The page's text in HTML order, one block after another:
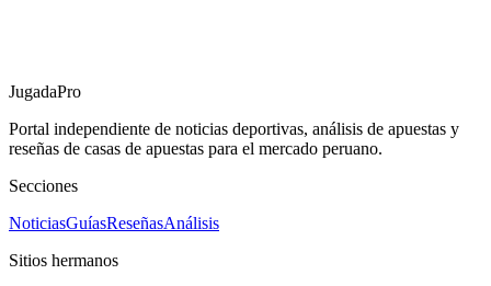
JugadaPro
Portal independiente de noticias deportivas, análisis de apuestas y
reseñas de casas de apuestas para el mercado peruano.
Secciones
NoticiasGuíasReseñasAnálisis
Sitios hermanos